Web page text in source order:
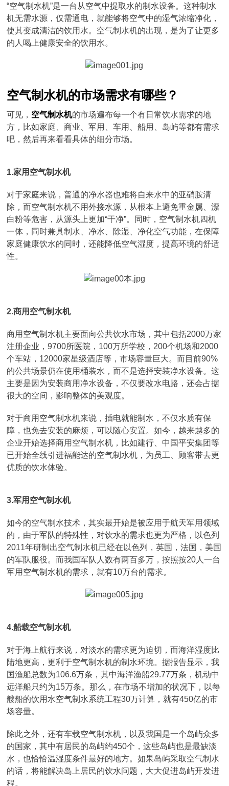
“空气制水机”是一台从空气中提取水的制水设备。这种制水
机无需水源，仅需通电，就能够将空气中的湿气浓缩净化，
使其变成清洁的饮用水。空气制水机的出现，是为了让更多
的人喝上健康安全的饮用水。
空气制水机的市场需求有哪些？
可见， 空气制水机的市场遍布每一个有日常饮水需求的地
方，比如家庭、商业、军用、车用、船用、岛屿等都有需求
吧，然后再来看看具体的细分市场。
1.家用空气制水机
对于家庭来说，普通的净水器也难将自来水中的亚硝胺清
除，而空气制水机不用外接水源，从根本上避免重金属、漂
白粉等危害，从源头上更加“干净”。同时，空气制水机四机
一体，同时兼具制水、净水、除湿、净化空气功能，在保障
家庭健康饮水的同时，还能降低空气湿度，提高环境的舒适
性。
2.商用空气制水机
商用空气制水机主要面向公共饮水市场，其中包括2000万家
注册企业，9700所医院，100万所学校，200个机场和2000
个车站，12000家星级酒店等，市场容量巨大。而目前90%
的公共场景仍在使用桶装水，而不是选择安装净水设备。这
主要是因为安装商用净水设备，不仅要改水电路，还会占据
很大的空间，影响整体的美观度。
对于商用空气制水机来说，插电就能制水，不仅水质有保
障，也免去安装的麻烦，可以随心安置。如今，越来越多的
企业开始选择商用空气制水机，比如建行、中国平安集团等
已开始全线引进福能达的空气制水机，为员工、顾客带去更
优质的饮水体验。
3.军用空气制水机
如今的空气制水技术，其实最开始是被应用于航天军用领域
的，由于军队的特殊性，对饮水的需求也更为严格，以色列
2011年研制出空气制水机已经在以色列，英国，法国，美国
的军队服役。而我国军队人数有两百多万，按照按20人一台
军用空气制水机的需求，就有10万台的需求。
4.船载空气制水机
对于海上航行来说，对淡水的需求更为迫切，而海洋湿度比
陆地更高，更利于空气制水机的制水环境。据报告显示，我
国渔船总数为106.6万条，其中海洋渔船29.77万条，机动中
远洋船只约为15万条。那么，在市场不增加的状况下，以每
艘船的饮用水空气制水系统工程30万计算，就有450亿的市
场容量。
除此之外，还有车载空气制水机，以及我国是一个岛屿众多
的国家，其中有居民的岛屿约450个，这些岛屿也是最缺淡
水，也恰恰温湿度条件最好的地方。如果岛屿采取空气制水
的话，将能解决岛上居民的饮水问题，大大促进岛屿开发进
程。